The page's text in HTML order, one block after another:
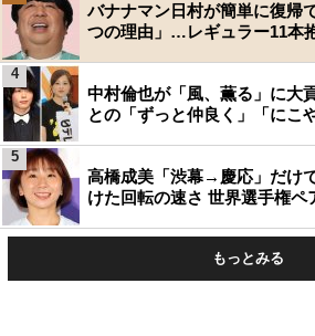
バナナマン日村が簡単に復帰
つの理由」…レギュラー11本
中村倫也が「風、薫る」に大
との「ずっと仲良く」「にこ
4
高橋成美「渋幕→慶応」だけ
けた回転の速さ 世界選手権
5
もっとみる